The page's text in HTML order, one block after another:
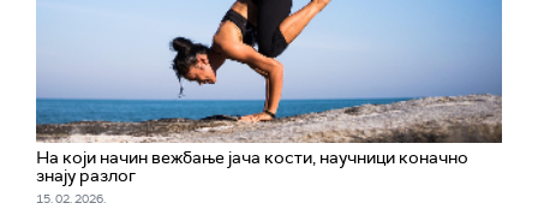
На који начин вежбање јача кости, научници коначно
знају разлог
15. 02. 2026.